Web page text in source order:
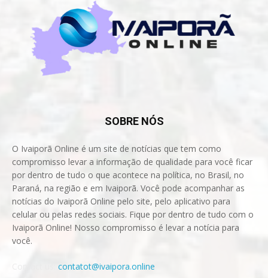
SOBRE NÓS
O Ivaiporã Online é um site de notícias que tem como
compromisso levar a informação de qualidade para você ficar
por dentro de tudo o que acontece na política, no Brasil, no
Paraná, na região e em Ivaiporã. Você pode acompanhar as
notícias do Ivaiporã Online pelo site, pelo aplicativo para
celular ou pelas redes sociais. Fique por dentro de tudo com o
Ivaiporã Online! Nosso compromisso é levar a notícia para
você.
contatot@ivaipora.online